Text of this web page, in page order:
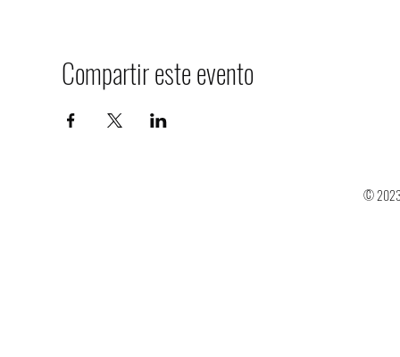
Compartir este evento
© 2023